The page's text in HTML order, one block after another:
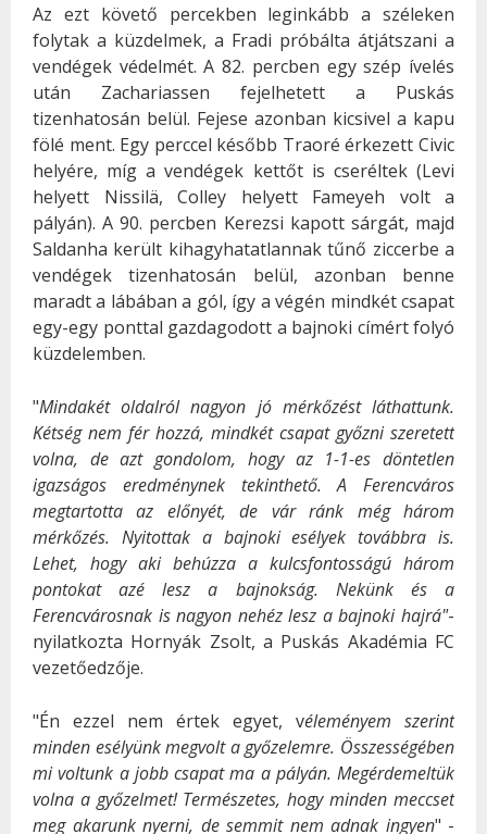
Az ezt követő percekben leginkább a széleken
folytak a küzdelmek, a Fradi próbálta átjátszani a
vendégek védelmét. A 82. percben egy szép ívelés
után Zachariassen fejelhetett a Puskás
tizenhatosán belül. Fejese azonban kicsivel a kapu
fölé ment. Egy perccel később Traoré érkezett Civic
helyére, míg a vendégek kettőt is cseréltek (Levi
helyett Nissilä, Colley helyett Fameyeh volt a
pályán). A 90. percben Kerezsi kapott sárgát, majd
Saldanha került kihagyhatatlannak tűnő ziccerbe a
vendégek tizenhatosán belül, azonban benne
maradt a lábában a gól, így a végén mindkét csapat
egy-egy ponttal gazdagodott a bajnoki címért folyó
küzdelemben.
"Mindakét oldalról nagyon jó mérkőzést láthattunk.
Kétség nem fér hozzá, mindkét csapat győzni szeretett
volna, de azt gondolom, hogy az 1-1-es döntetlen
igazságos eredménynek tekinthető. A Ferencváros
megtartotta az előnyét, de vár ránk még három
mérkőzés. Nyitottak a bajnoki esélyek továbbra is.
Lehet, hogy aki behúzza a kulcsfontosságú három
pontokat azé lesz a bajnokság. Nekünk és a
Ferencvárosnak is nagyon nehéz lesz a bajnoki hajrá"-
nyilatkozta Hornyák Zsolt, a Puskás Akadémia FC
vezetőedzője.
"Én ezzel nem értek egyet, véleményem szerint
minden esélyünk megvolt a győzelemre. Összességében
mi voltunk a jobb csapat ma a pályán. Megérdemeltük
volna a győzelmet! Természetes, hogy minden meccset
meg akarunk nyerni, de semmit nem adnak ingyen" -